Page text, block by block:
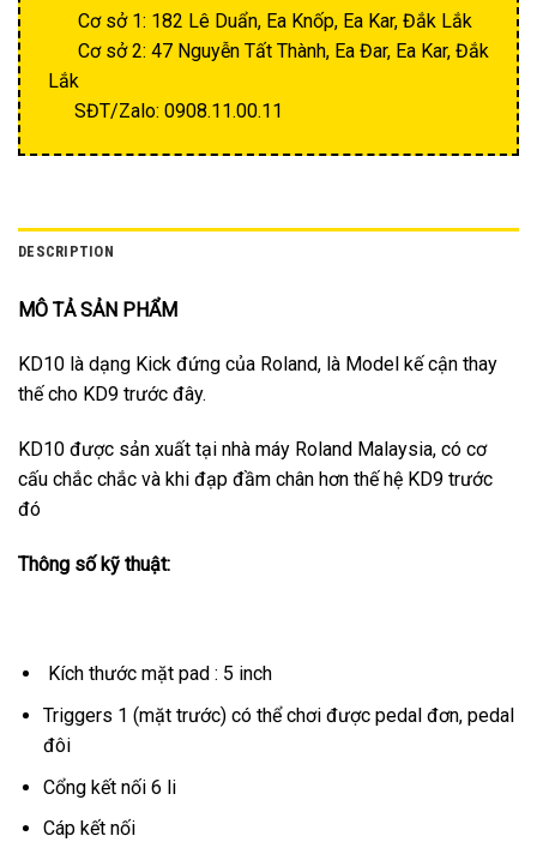
Cơ sở 1: 182 Lê Duẩn, Ea Knốp, Ea Kar, Đắk Lắk
Cơ sở 2: 47 Nguyễn Tất Thành, Ea Đar, Ea Kar, Đắk
Lắk
SĐT/Zalo: 0908.11.00.11
DESCRIPTION
MÔ TẢ SẢN PHẨM
KD10 là dạng Kick đứng của Roland, là Model kế cận thay
thế cho KD9 trước đây.
KD10 được sản xuất tại nhà máy Roland Malaysia, có cơ
cấu chắc chắc và khi đạp đầm chân hơn thế hệ KD9 trước
đó
Thông số kỹ thuật:
Kích thước mặt pad : 5 inch
Triggers 1 (mặt trước) có thể chơi được pedal đơn, pedal
đôi
Cổng kết nối 6 li
Cáp kết nối